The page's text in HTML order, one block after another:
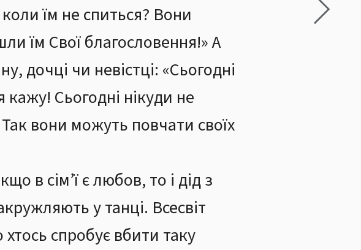
їм не спиться? Вони
їм Свої благословення!» А
дочці чи невістці: «Сьогодні
Сьогодні нікуди не
вони можуть повчати своїх
в сім’ї є любов, то і дід з
у танці. Всесвіт
спробує вбити таку